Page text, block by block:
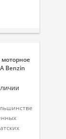
моторное
Benzin